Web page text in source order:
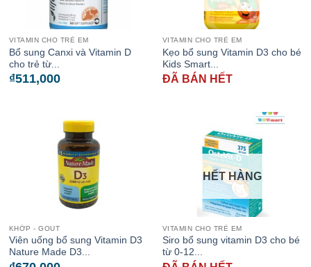
VITAMIN CHO TRẺ EM
Bổ sung Canxi và Vitamin D
cho trẻ từ...
₫511,000
VITAMIN CHO TRẺ EM
Kẹo bổ sung Vitamin D3 cho bé
Kids Smart...
ĐÃ BÁN HẾT
KHỚP - GOUT
Viên uống bổ sung Vitamin D3
Nature Made D3...
HẾT HÀNG
VITAMIN CHO TRẺ EM
Siro bổ sung vitamin D3 cho bé
từ 0-12...